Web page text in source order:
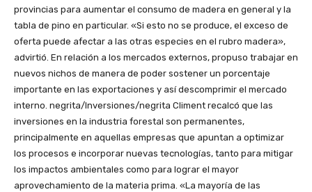
provincias para aumentar el consumo de madera en general y la
tabla de pino en particular. «Si esto no se produce, el exceso de
oferta puede afectar a las otras especies en el rubro madera»,
advirtió. En relación a los mercados externos, propuso trabajar en
nuevos nichos de manera de poder sostener un porcentaje
importante en las exportaciones y así descomprimir el mercado
interno. negrita/Inversiones/negrita Climent recalcó que las
inversiones en la industria forestal son permanentes,
principalmente en aquellas empresas que apuntan a optimizar
los procesos e incorporar nuevas tecnologías, tanto para mitigar
los impactos ambientales como para lograr el mayor
aprovechamiento de la materia prima. «La mayoría de las